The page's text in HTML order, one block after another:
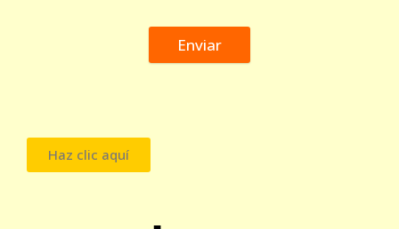
Enviar
Haz clic aquí